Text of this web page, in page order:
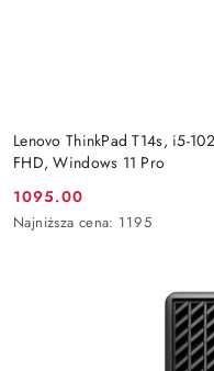
Lenovo ThinkPad T14s, i5-
FHD, Windows 11 Pro
Cena
promocyjna:
1095.00
Najniższa
Najniższa cena: 1195